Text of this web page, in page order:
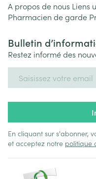
A propos de nous Liens
Pharmacien de garde
Bulletin
Restez informé des
En cliquant sur s'abonner,
et acceptez notre politique